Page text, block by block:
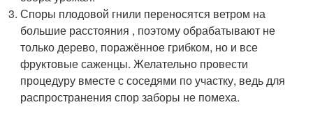
Споры плодовой гнили переносятся ветром на
большие расстояния , поэтому обрабатывают не
только дерево, поражённое грибком, но и все
фруктовые саженцы. Желательно провести
процедуру вместе с соседями по участку, ведь для
распространения спор заборы не помеха.